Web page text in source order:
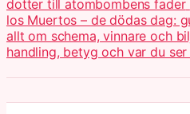
dotter till atombombens fader
los Muertos – de dödas dag:
allt om schema, vinnare och
handling, betyg och var du ser